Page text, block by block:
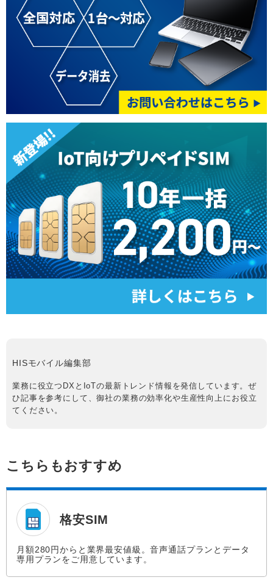
HISモバイル編集部
業務に役立つDXとIoTの最新トレンド情報を発信しています。ぜ
ひ記事を参考にして、御社の業務の効率化や生産性向上にお役立
てください。
こちらもおすすめ
格安SIM
月額280円からと業界最安値級。音声通話プランとデータ
専用プランをご用意しています。